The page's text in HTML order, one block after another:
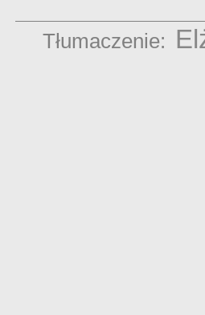
Tłumaczenie: